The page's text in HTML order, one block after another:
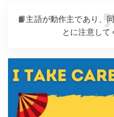
📙主語が動作主であり、
とに注意して